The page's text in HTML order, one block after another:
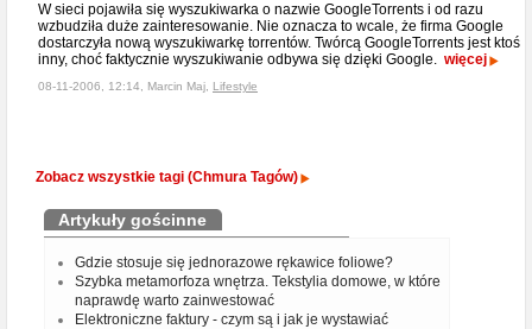
W sieci pojawiła się wyszukiwarka o nazwie GoogleTorrents i od razu
wzbudziła duże zainteresowanie. Nie oznacza to wcale, że firma Google
dostarczyła nową wyszukiwarkę torrentów. Twórcą GoogleTorrents jest ktoś
inny, choć faktycznie wyszukiwanie odbywa się dzięki Google. więcej
08-11-2006, 12:14, Marcin Maj, Lifestyle
Zobacz wszystkie tagi (Chmura Tagów)
Artykuły gościnne
Gdzie stosuje się jednorazowe rękawice foliowe?
Szybka metamorfoza wnętrza. Tekstylia domowe, w które
naprawdę warto zainwestować
Elektroniczne faktury - czym są i jak je wystawiać